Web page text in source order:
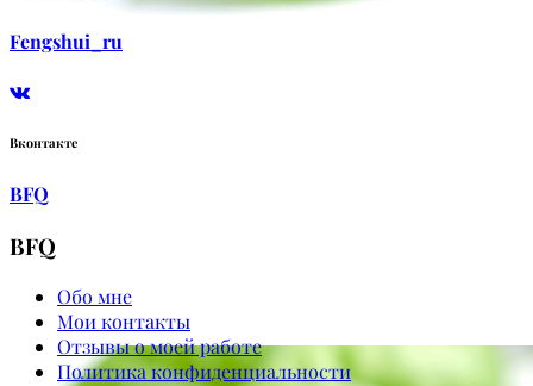
Fengshui_ru
Вконтакте
BFQ
BFQ
Обо мне
Мои контакты
Отзывы о моей работе
Политика конфиденциальности